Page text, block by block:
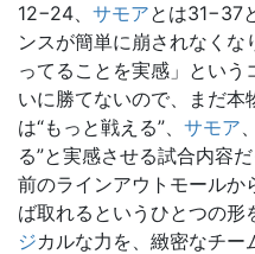
12−24、 サモアとは31−37
ンスが簡単に崩されなく
ってることを実感」とい
いに勝てないので、まだ本
は“もっと戦える”、 サモア、
る”と実感させる試合内容
前のラインアウトモール
ば取れるというひとつの形
ジカルな力を、緻密なチー